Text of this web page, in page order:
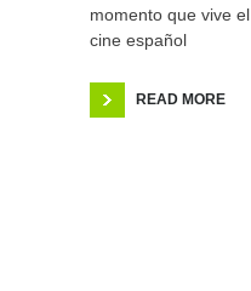
momento que vive el
cine español
READ MORE